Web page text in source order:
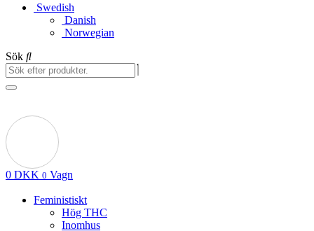
Swedish
Danish
Norwegian
Sök
0 DKK 0 Vagn
Feministiskt
Hög THC
Inomhus